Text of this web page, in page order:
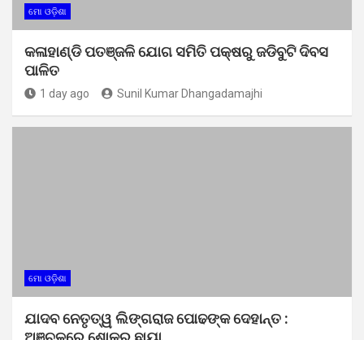
ମୋ ଓଡ଼ିଶା
କଳାହାଣ୍ଡି ପତଞ୍ଜଳି ଯୋଗ ସମିତି ପକ୍ଷରୁ ଜଡିବୁଟି ଦିବସ
ପାଳିତ
1 day ago Sunil Kumar Dhangadamajhi
ମୋ ଓଡ଼ିଶା
ଯାଦବ ନେତୃତ୍ୱ ଲିଙ୍ଗରାଜ ପୋଢଙ୍କ ଦେହାନ୍ତ :